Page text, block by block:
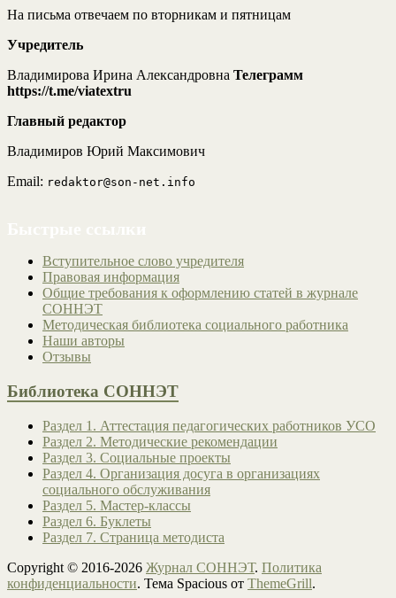
На письма отвечаем по вторникам и пятницам
Учредитель
Владимирова Ирина Александровна Телеграмм
https://t.me/viatextru
Главный редактор
Владимиров Юрий Максимович
Email: redaktor@son-net.info
Вступительное слово учредителя
Правовая информация
Общие требования к оформлению статей в журнале
СОННЭТ
Методическая библиотека социального работника
Наши авторы
Отзывы
Библиотека СОННЭТ
Раздел 1. Аттестация педагогических работников УСО
Раздел 2. Методические рекомендации
Раздел 3. Социальные проекты
Раздел 4. Организация досуга в организациях
социального обслуживания
Раздел 5. Мастер-классы
Раздел 6. Буклеты
Раздел 7. Страница методиста
Copyright © 2016-2026 Журнал СОННЭТ. Политика
конфиденциальности. Тема Spacious от ThemeGrill.